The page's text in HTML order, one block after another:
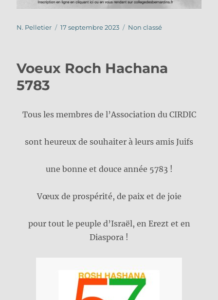
Auteur
N. Pelletier
Publié
17 septembre 2023 Catégories
Non classé
Voeux Roch Hachana
5783
Tous les membres de l’Association du CIRDIC
sont heureux de souhaiter à leurs amis Juifs
une bonne et douce année 5783 !
Vœux de prospérité, de paix et de joie
pour tout le peuple d’Israël, en Erezt et en
Diaspora !